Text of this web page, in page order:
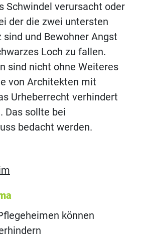
Schwindel verursacht oder
der die zwei untersten
und Bewohner Angst
Loch zu fallen.
sind nicht ohne Weiteres
von Architekten mit
Urheberrecht verhindert
Das sollte bei
bedacht werden.
können